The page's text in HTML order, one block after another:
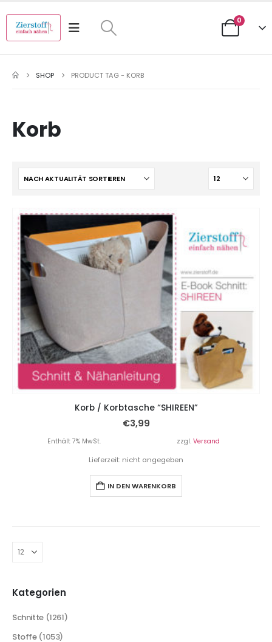
0
SHOP PRODUCT TAG - KORB
Korb
Korb / Korbtasche “SHIREEN”
€3,99
Enthält 7% MwSt. zzgl. Versand
Lieferzeit: nicht angegeben
IN DEN WARENKORB
Kategorien
Schnitte (1261)
Stoffe (1053)